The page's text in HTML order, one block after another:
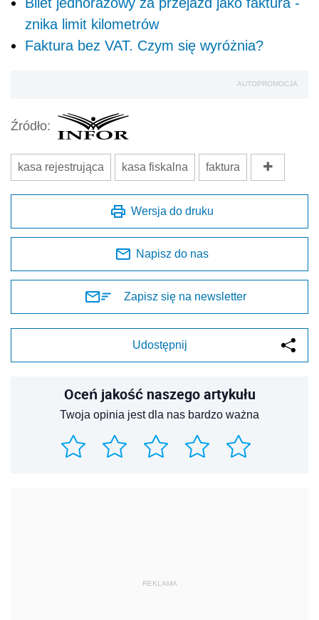
znika limit kilometrów
Faktura bez VAT. Czym się wyróżnia?
AUTOPROMOCJA
Źródło:
kasa rejestrująca kasa fiskalna faktura
Wersja do druku
Napisz do nas
Zapisz się na newsletter
Udostępnij
Oceń jakość naszego artykułu
Twoja opinia jest dla nas bardzo ważna
REKLAMA